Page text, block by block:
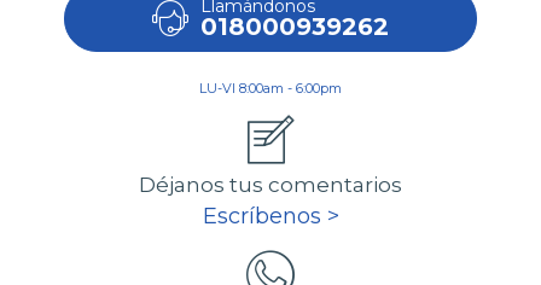
Llamándonos
018000939262
LU-VI 8:00am - 6:00pm
Déjanos tus comentarios
Escríbenos >